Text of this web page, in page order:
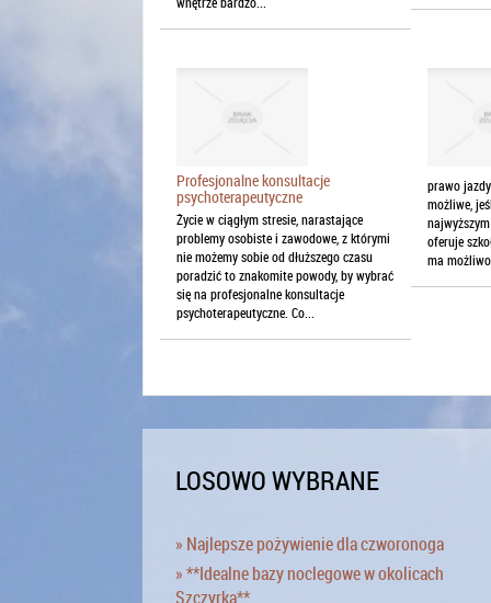
Profesjonalne konsultacje
psychoterapeutyczne
Życie w ciągłym stresie, narastające
problemy osobiste i zawodowe, z którymi
nie możemy sobie od dłuższego czasu
poradzić to znakomite powody, by wybrać
się na profesjonalne konsultacje
psychoterapeutyczne. Co...
prawo
możliwe,
oferuje
ma
LOSOWO WYBRANE
» Najlepsze pożywienie dla czworonoga
» **Idealne bazy noclegowe w okolicach
Szczyrka**